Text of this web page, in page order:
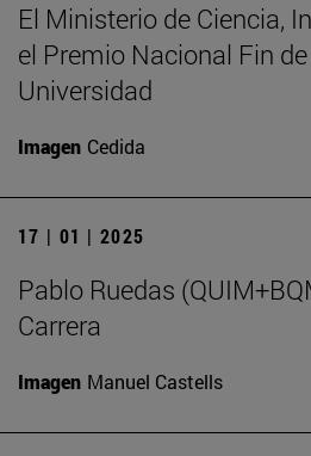
El Ministerio de Ciencia,
el Premio Nacional Fin
Universidad
Imagen Cedida
17 | 01 | 2025
Pablo Ruedas
Carrera
Imagen Manuel Castells